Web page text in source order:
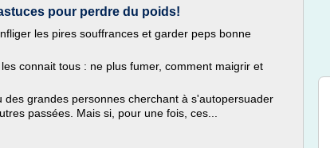
pour perdre du poids!
les pires souffrances et garder peps bonne
connait tous : ne plus fumer, comment maigrir et
grandes personnes cherchant à s'autopersuader
passées. Mais si, pour une fois, ces...